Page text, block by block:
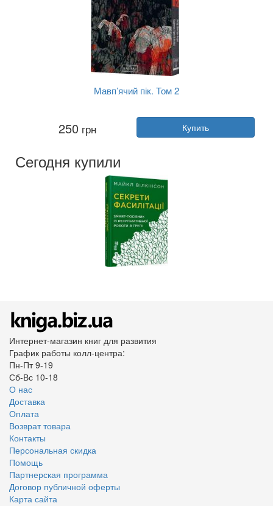
Мавп’ячий пік. Том 2
Шинасака Коджи
VARVAR publishing
Язык:
250 грн Купить
Сегодня купили
Интернет-магазин книг для развития
График работы колл-центра:
Пн-Пт 9-19
Сб-Вс 10-18
О нас
Доставка
Оплата
Возврат товара
Контакты
Персональная скидка
Помощь
Партнерская программа
Договор публичной оферты
Карта сайта